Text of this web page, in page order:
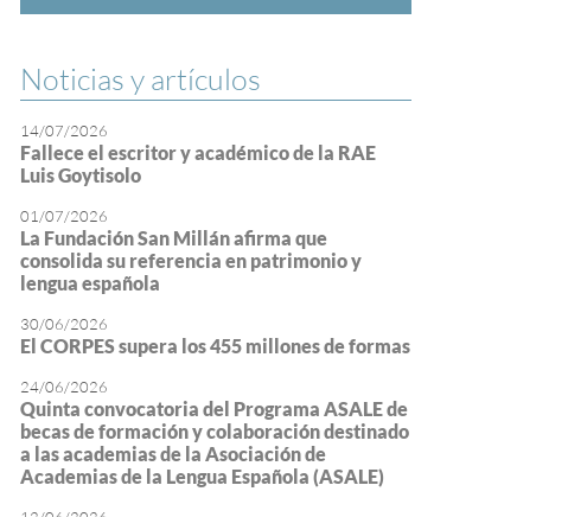
Noticias y artículos
14/07/2026
Fallece el escritor y académico de la RAE
Luis Goytisolo
01/07/2026
La Fundación San Millán afirma que
consolida su referencia en patrimonio y
lengua española
30/06/2026
El CORPES supera los 455 millones de formas
24/06/2026
Quinta convocatoria del Programa ASALE de
becas de formación y colaboración destinado
a las academias de la Asociación de
Academias de la Lengua Española (ASALE)